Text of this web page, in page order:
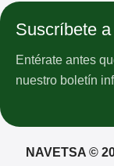
Suscríbete
Entérate antes
nuestro boletín
NAVETSA ©